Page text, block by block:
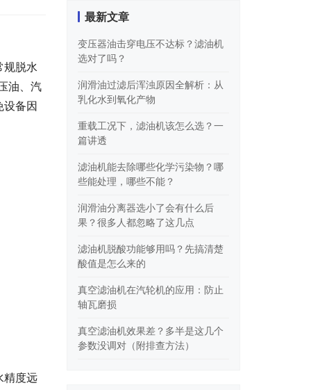
规脱水
油、汽
备因
精度远
最新文章
变压器油击穿电压不达标？滤油机
选对了吗？
润滑油过滤后浑浊原因全解析：从
乳化水到氧化产物
重载工况下，滤油机该怎么选？一
篇讲透
滤油机能去除哪些化学污染物？哪
些能处理，哪些不能？
润滑油分离器选小了会有什么后
果？很多人都忽略了这几点
滤油机脱酸功能够用吗？先搞清楚
酸值是怎么来的
真空滤油机在汽轮机的应用：防止
轴瓦磨损
真空滤油机效果差？多半是这几个
参数没调对（附排查方法）